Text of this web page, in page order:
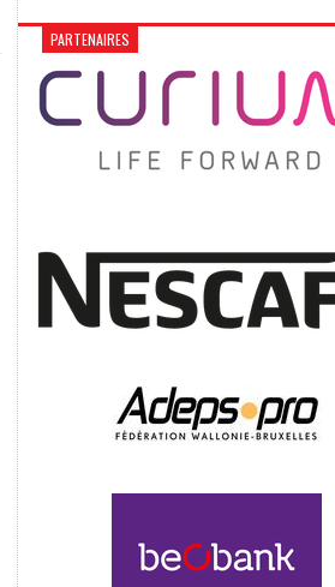
PARTENAIRES